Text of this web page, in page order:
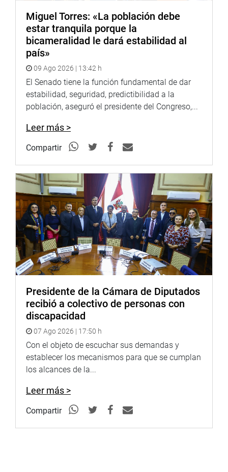
Miguel Torres: «La población debe
estar tranquila porque la
bicameralidad le dará estabilidad al
país»
09 Ago 2026 | 13:42 h
El Senado tiene la función fundamental de dar
estabilidad, seguridad, predictibilidad a la
población, aseguró el presidente del Congreso,...
Leer más >
Compartir
Presidente de la Cámara de Diputados
recibió a colectivo de personas con
discapacidad
07 Ago 2026 | 17:50 h
Con el objeto de escuchar sus demandas y
establecer los mecanismos para que se cumplan
los alcances de la...
Leer más >
Compartir